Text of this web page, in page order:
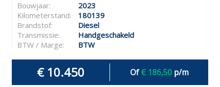
Bouwjaar:
2023
Kilometerstand:
180139
Brandstof:
Diesel
Transmissie:
Handgeschakeld
BTW / Marge:
BTW
€ 10.450 Of€ 186,50p/m